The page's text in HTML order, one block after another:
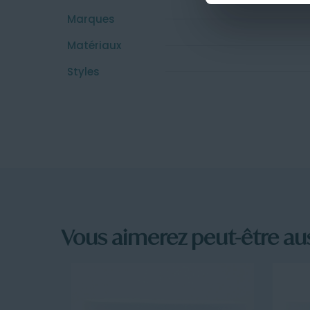
Marques
Matériaux
Styles
Vous aimerez peut-être